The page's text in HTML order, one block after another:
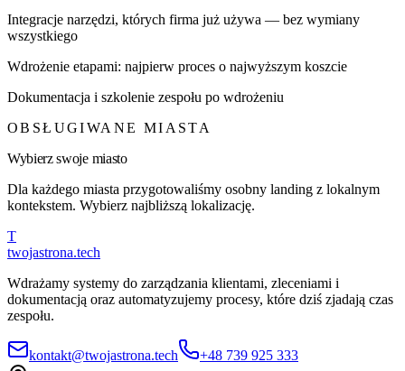
Integracje narzędzi, których firma już używa — bez wymiany
wszystkiego
Wdrożenie etapami: najpierw proces o najwyższym koszcie
Dokumentacja i szkolenie zespołu po wdrożeniu
OBSŁUGIWANE MIASTA
Wybierz swoje miasto
Dla każdego miasta przygotowaliśmy osobny landing z lokalnym
kontekstem. Wybierz najbliższą lokalizację.
T
twojastrona.tech
Wdrażamy systemy do zarządzania klientami, zleceniami i
dokumentacją oraz automatyzujemy procesy, które dziś zjadają czas
zespołu.
kontakt@twojastrona.tech
+48 739 925 333